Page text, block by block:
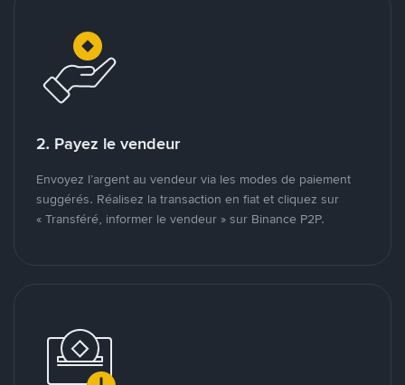
2. Payez le vendeur
Envoyez l’argent au vendeur via les modes de paiement
suggérés. Réalisez la transaction en fiat et cliquez sur
« Transféré, informer le vendeur » sur Binance P2P.